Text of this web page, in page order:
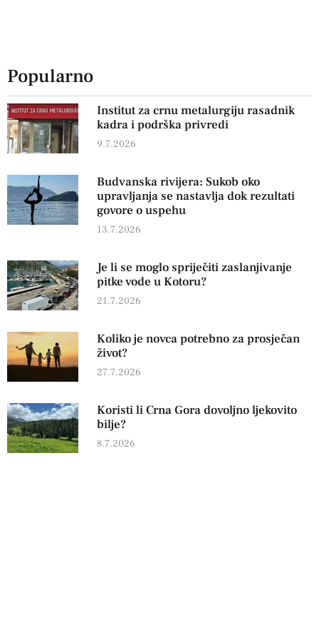
Popularno
Institut za crnu metalurgiju rasadnik
kadra i podrška privredi
9.7.2026
Budvanska rivijera: Sukob oko
upravljanja se nastavlja dok rezultati
govore o uspehu
13.7.2026
Je li se moglo spriječiti zaslanjivanje
pitke vode u Kotoru?
21.7.2026
Koliko je novca potrebno za prosječan
život?
27.7.2026
Koristi li Crna Gora dovoljno ljekovito
bilje?
8.7.2026